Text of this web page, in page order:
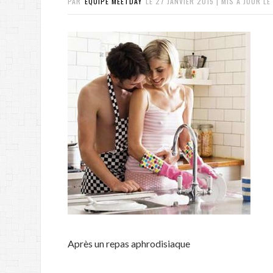
Après un repas aphrodisiaque